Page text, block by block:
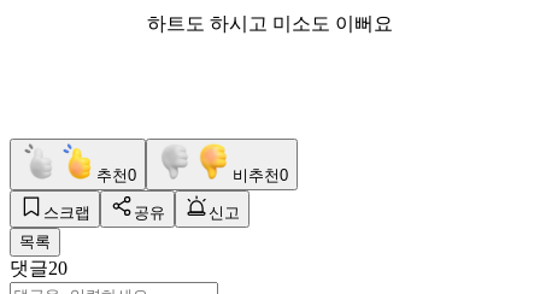
하트도 하시고 미소도 이뻐요
추천0 비추천0
스크랩 공유
신고
목록
댓글20